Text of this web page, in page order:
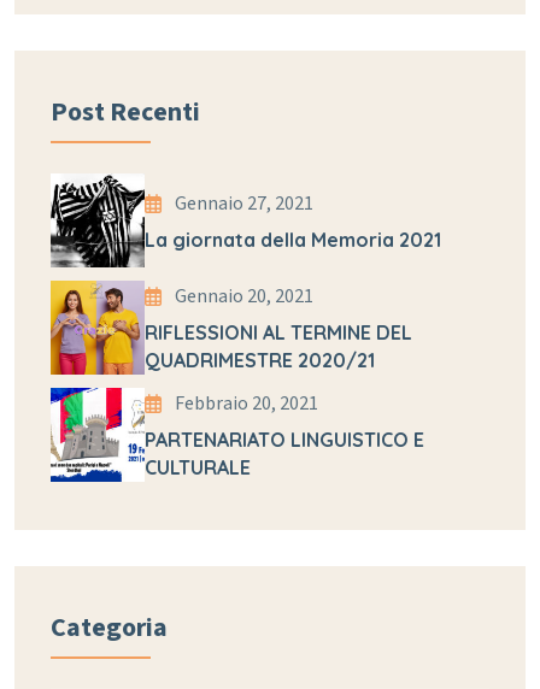
Post Recenti
Gennaio 27, 2021
La giornata della Memoria 2021
Gennaio 20, 2021
RIFLESSIONI AL TERMINE DEL
QUADRIMESTRE 2020/21
Febbraio 20, 2021
PARTENARIATO LINGUISTICO E
CULTURALE
Categoria